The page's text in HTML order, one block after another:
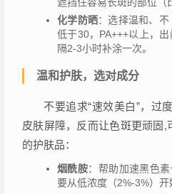
化学防晒：选择温和、
低于30，PA+++以上，
隔2-3小时补涂一次。
温和护肤，选对成分
不要追求“速效美白”，过
皮肤屏障，反而让色斑更顽固,
的护肤品：
烟酰胺：帮助加速黑色
要从低浓度（2%-3%）开